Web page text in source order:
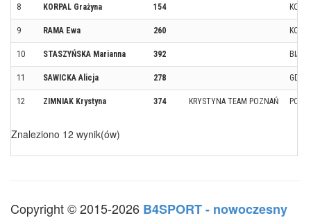
8 KORPAL Grażyna 154
9 RAMA Ewa 260
10 STASZYŃSKA Marianna 392
11 SAWICKA Alicja 278
12 ZIMNIAK Krystyna 374 KRYSTYNA TEAM POZNAŃ
Znaleziono 12 wynik(ów)
Copyright © 2015-2026 B4SPORT - nowoczesny